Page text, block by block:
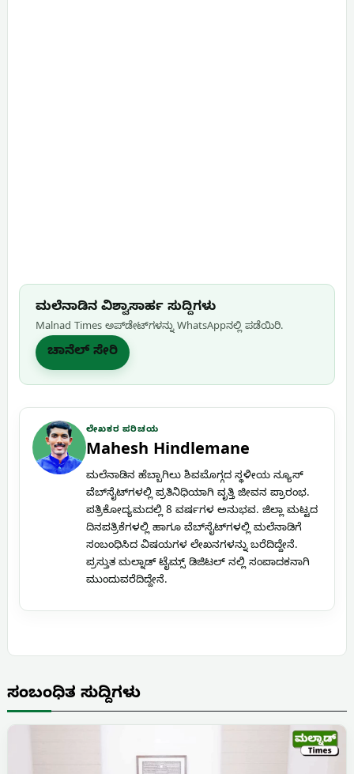
ಮಲೆನಾಡಿನ ವಿಶ್ವಾಸಾರ್ಹ ಸುದ್ದಿಗಳು
Malnad Times ಅಪ್‌ಡೇಟ್‌ಗಳನ್ನು WhatsApp‌ನಲ್ಲಿ ಪಡೆಯಿರಿ.
ಚಾನೆಲ್ ಸೇರಿ
ಲೇಖಕರ ಪರಿಚಯ
Mahesh Hindlemane
ಮಲೆನಾಡಿನ ಹೆಬ್ಬಾಗಿಲು ಶಿವಮೊಗ್ಗದ ಸ್ಥಳೀಯ ನ್ಯೂಸ್
ವೆಬ್‌ಸೈಟ್‌ಗಳಲ್ಲಿ ಪ್ರತಿನಿಧಿಯಾಗಿ ವೃತ್ತಿ ಜೀವನ ಪ್ರಾರಂಭ.
ಪತ್ರಿಕೋದ್ಯಮದಲ್ಲಿ 8 ವರ್ಷಗಳ ಅನುಭವ. ಜಿಲ್ಲಾ ಮಟ್ಟದ
ದಿನಪತ್ರಿಕೆಗಳಲ್ಲಿ ಹಾಗೂ ವೆಬ್‌ಸೈಟ್‌ಗಳಲ್ಲಿ ಮಲೆನಾಡಿಗೆ
ಸಂಬಂಧಿಸಿದ ವಿಷಯಗಳ ಲೇಖನಗಳನ್ನು ಬರೆದಿದ್ದೇನೆ.
ಪ್ರಸ್ತುತ ಮಲ್ನಾಡ್ ಟೈಮ್ಸ್ ಡಿಜಿಟಲ್ ನಲ್ಲಿ ಸಂಪಾದಕನಾಗಿ
ಮುಂದುವರೆದಿದ್ದೇನೆ.
ಸಂಬಂಧಿತ ಸುದ್ದಿಗಳು